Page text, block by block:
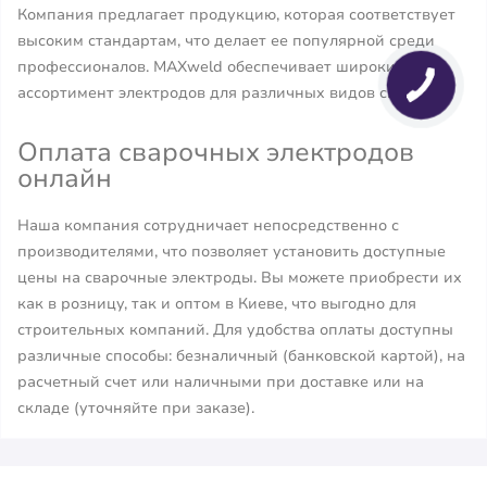
Компания предлагает продукцию, которая соответствует
высоким стандартам, что делает ее популярной среди
профессионалов. MAXweld обеспечивает широкий
ассортимент электродов для различных видов сварки.
Оплата сварочных электродов
онлайн
Наша компания сотрудничает непосредственно с
производителями, что позволяет установить доступные
цены на сварочные электроды. Вы можете приобрести их
как в розницу, так и оптом в Киеве, что выгодно для
строительных компаний. Для удобства оплаты доступны
различные способы: безналичный (банковской картой), на
расчетный счет или наличными при доставке или на
складе (уточняйте при заказе).